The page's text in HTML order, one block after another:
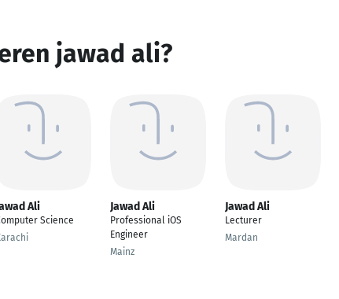
jawad ali?
Ali
Science
Jawad Ali
Professional iOS
Engineer
Mainz
Jawad Ali
Lecturer
Mardan